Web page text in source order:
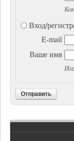
Вход/
E-mail
Ваше имя
Отправить